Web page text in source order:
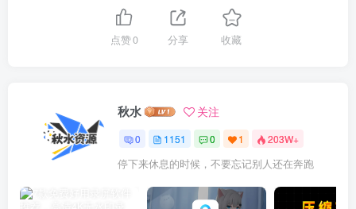
点赞0 分享 收藏
秋水 关注
0 1151 0 1 203W+
停下来休息的时候，不要忘记别人还在奔跑